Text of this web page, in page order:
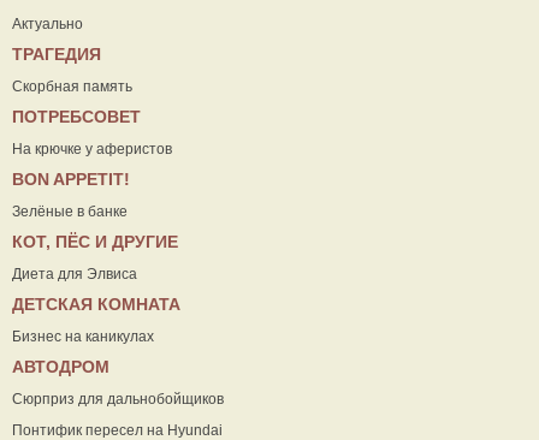
Актуально
ТРАГЕДИЯ
Скорбная память
ПОТРЕБСОВЕТ
На крючке у аферистов
ВON APPETIT!
Зелёные в банке
КОТ, ПЁС И ДРУГИЕ
Диета для Элвиса
ДЕТСКАЯ КОМНАТА
Бизнес на каникулах
АВТОДРОМ
Сюрприз для дальнобойщиков
Понтифик пересел на Hyundai